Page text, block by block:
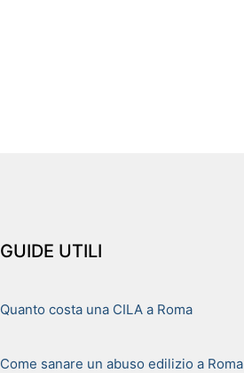
GUIDE UTILI
Quanto costa una CILA a Roma
Come sanare un abuso edilizio a Roma